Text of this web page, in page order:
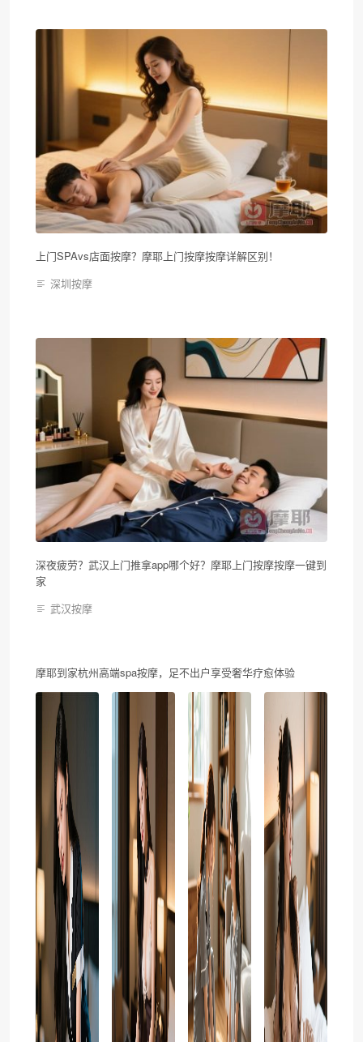
上门SPAvs店面按摩？摩耶上门按摩按摩详解区别！
深圳按摩
深夜疲劳？武汉上门推拿app哪个好？摩耶上门按摩按摩一键到
家
武汉按摩
摩耶到家杭州高端spa按摩，足不出户享受奢华疗愈体验